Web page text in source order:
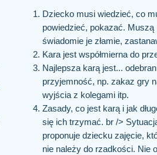
Dziecko musi wiedzieć, co
powiedzieć, pokazać.
świadomie je złamie,
Kara jest współmierna do
Najlepsza karą jest...
przyjemność, np. zakaz gry
wyjścia z kolegami itp.
Zasady, co jest karą i jak
się ich trzymać. br />
proponuje dziecku zajęcie,
nie należy do rzadkości. Nie